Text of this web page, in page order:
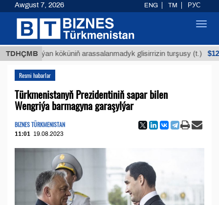
TDHÇMB
Buýan köküniň arassalanmadyk glisirrizin turşusy (t.) $12935,18
Resmi habarlar
Türkmenistanyň Prezidentiniň sapar bilen
Wengriýa barmagyna garaşylýar
BIZNES TÜRKMENISTAN
11:01 19.08.2023
Awgust 7, 2026 ENG TM РУС